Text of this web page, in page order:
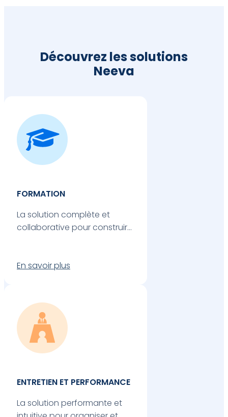
Découvrez les solutions
Neeva
FORMATION
La solution complète et
collaborative pour construire
En savoir plus
ENTRETIEN ET PERFORMANCE
La solution performante et